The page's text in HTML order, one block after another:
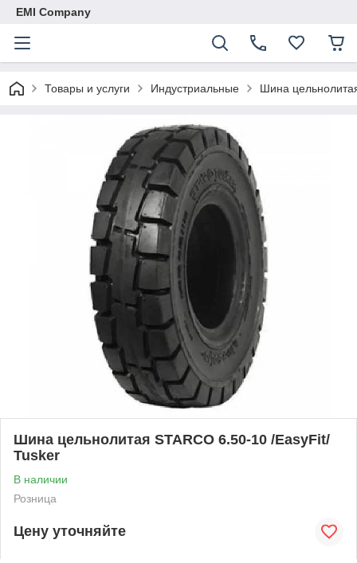
EMI Company
Товары и услуги Индустриальные Шина
Шина цельнолитая STARCO 6.50-10 /EasyFit/
Tusker
В наличии
Розница
Цену уточняйте